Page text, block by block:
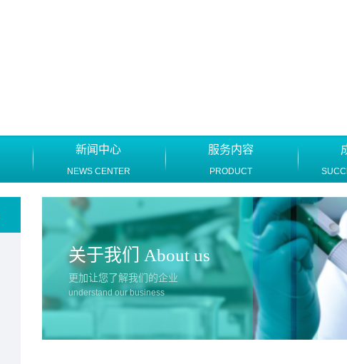
新闻中心
NEWS CENTER
服务内容
PRODUCT
关于我们 About us
更加让您了解我们的企业
understand our business